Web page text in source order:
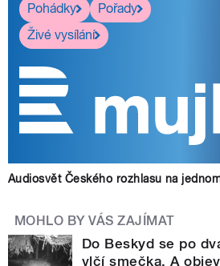
Pohádky
Pořady
Živé vysílání
Audiosvět Českého rozhlasu na
MOHLO BY VÁS ZAJÍMAT
Do Beskyd se po
vlčí smečka. A